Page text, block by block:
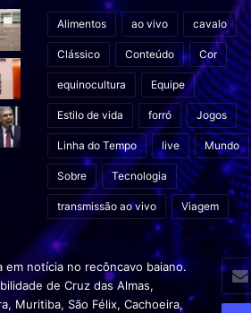
Alimentos ao vivo cavalo
Clássico Conteúdo Cor
equinocultura Equipe
Estilo de vida forró Jogos
Linha do Tempo live Mundo
Sobre Tecnologia
transmissão ao vivo Viagem
notícia no recôncavo baiano.
de Cruz das Almas,
Muritiba, São Félix, Cachoeira,
Insira
seu